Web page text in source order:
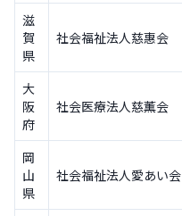
滋
賀
県
社会福祉法人慈惠会
大
阪
府
社会医療法人慈薫会
岡
山
県
社会福祉法人愛あい会